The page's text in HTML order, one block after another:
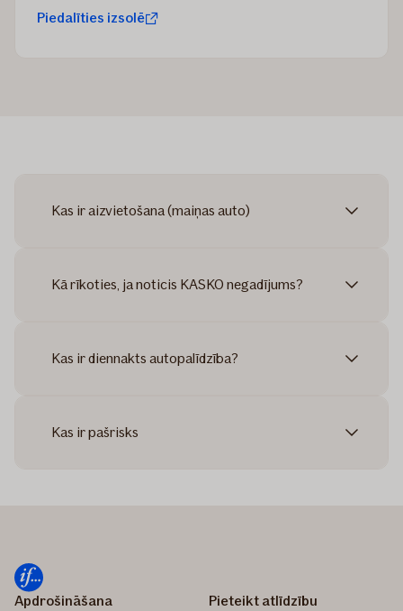
Piedalīties izsolē
Kas ir aizvietošana (maiņas auto)
Kā rīkoties, ja noticis KASKO negadījums?
Kas ir diennakts autopalīdzība?
Kas ir pašrisks
Apdrošināšana
Pieteikt atlīdzību